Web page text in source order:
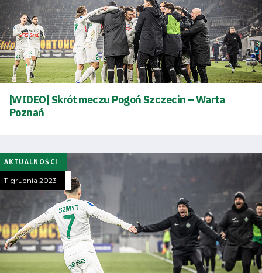
Search Button
Klub
Tabela
Bilety
Kontakt
Pierwszy
[WIDEO] Skrót meczu Pogoń Szczecin – Warta
Poznań
AKTUALNOŚCI
11 grudnia 2023